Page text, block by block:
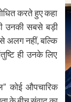
करते हुए कहा
उनकी सबसे बड़ी
अलग नहीं, बल्कि
ही उनके लिए
कोई औपचारिक